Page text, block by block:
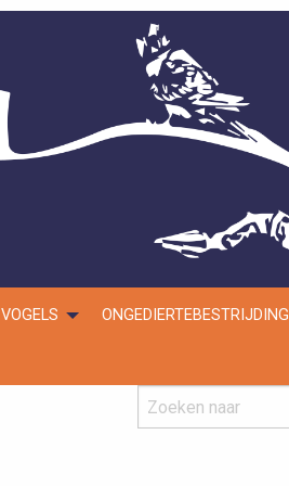
VOGELS ONGEDIERTEBESTRIJDING